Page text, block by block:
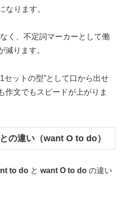
なります。
く、不定詞マーカーとして働
減ります。
セットの型”として口から出せ
作文でもスピードが上がりま
の違い（want O to do）
to do と want O to do の違い